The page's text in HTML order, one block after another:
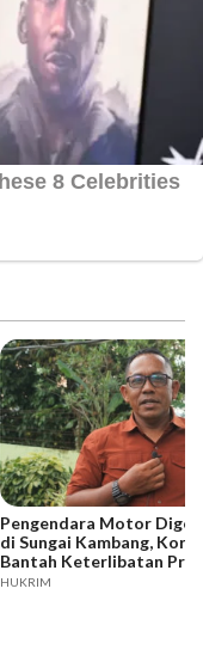
Pengendara Motor
di Sungai Kambang,
Bantah Keterlibatan
HUKRIM